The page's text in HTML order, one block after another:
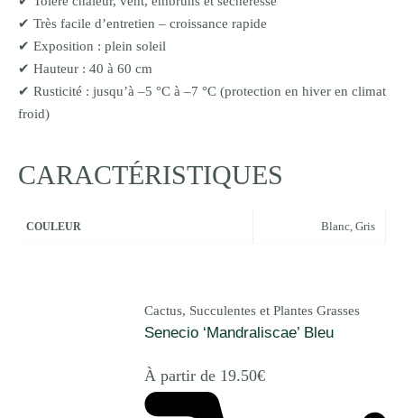
✔ Très facile d’entretien – croissance rapide
✔ Exposition : plein soleil
✔ Hauteur : 40 à 60 cm
✔ Rusticité : jusqu’à –5 °C à –7 °C (protection en hiver en climat
froid)
CARACTÉRISTIQUES
COULEUR Blanc, Gris
Cactus, Succulentes et Plantes Grasses
Senecio ‘Mandraliscae’ Bleu
À partir de 19.50€